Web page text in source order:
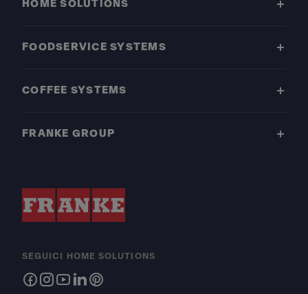
HOME SOLUTIONS
FOODSERVICE SYSTEMS
COFFEE SYSTEMS
FRANKE GROUP
SEGUICI HOME SOLUTIONS